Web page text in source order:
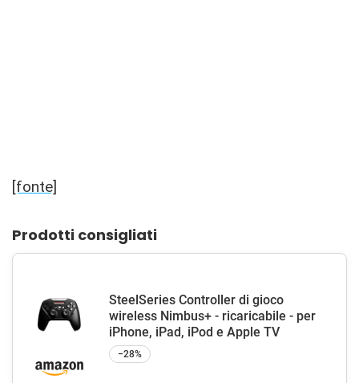
[fonte]
Prodotti consigliati
SteelSeries Controller di gioco
wireless Nimbus+ - ricaricabile - per
iPhone, iPad, iPod e Apple TV
−28%